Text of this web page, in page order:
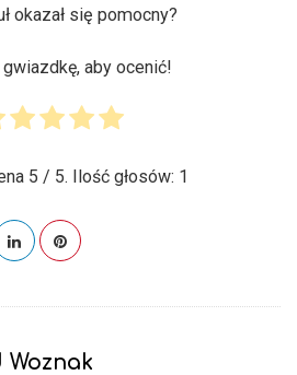
okazał się pomocny?
gwiazdkę, aby ocenić!
5 / 5. Ilość głosów: 1
Woznak